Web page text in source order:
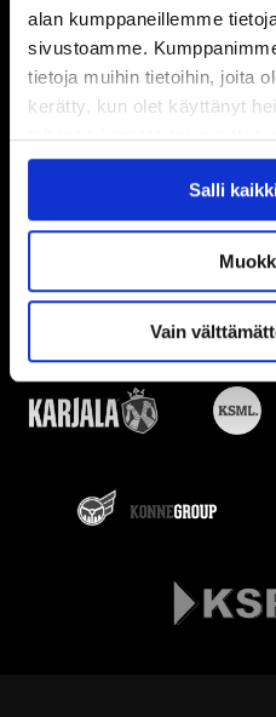
alan kumppaneillemme
sivustoamme.
tietoja muihin tietoihin, joita
kerätty, kun olet käyttänyt
tahansa kumota tai muuttaa
käytöstäEvästeet-
Salli
Vain